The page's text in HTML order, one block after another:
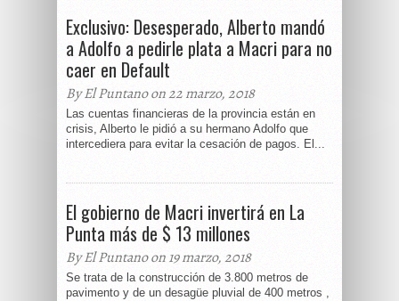
Exclusivo: Desesperado, Alberto mandó
a Adolfo a pedirle plata a Macri para no
caer en Default
By El Puntano on 22 marzo, 2018
Las cuentas financieras de la provincia están en
crisis, Alberto le pidió a su hermano Adolfo que
intercediera para evitar la cesación de pagos. El...
El gobierno de Macri invertirá en La
Punta más de $ 13 millones
By El Puntano on 19 marzo, 2018
Se trata de la construcción de 3.800 metros de
pavimento y de un desagüe pluvial de 400 metros ,